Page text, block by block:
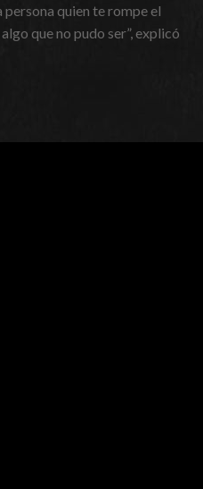
persona quien te rompe el
que no pudo ser”, explicó